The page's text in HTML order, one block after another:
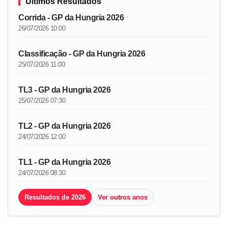
Corrida - GP da Hungria 2026
26/07/2026 10:00
Classificação - GP da Hungria 2026
25/07/2026 11:00
TL3 - GP da Hungria 2026
25/07/2026 07:30
TL2 - GP da Hungria 2026
24/07/2026 12:00
TL1 - GP da Hungria 2026
24/07/2026 08:30
Resultados de 2026 Ver outros anos